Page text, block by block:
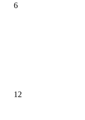
6
12